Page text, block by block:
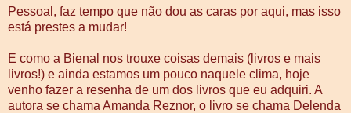
Pessoal, faz tempo que não dou as caras por aqui, mas isso
está prestes a mudar!
E como a Bienal nos trouxe coisas demais (livros e mais
livros!) e ainda estamos um pouco naquele clima, hoje
venho fazer a resenha de um dos livros que eu adquiri. A
autora se chama Amanda Reznor, o livro se chama Delenda